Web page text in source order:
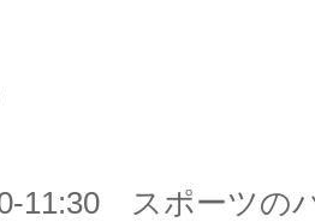
11:30 スポーツの